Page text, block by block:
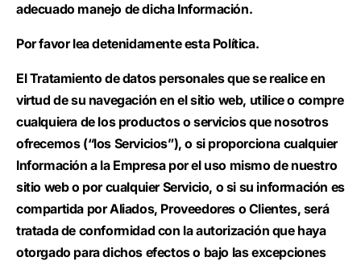
adecuado manejo de dicha Información.
Por favor lea detenidamente esta Política.
El Tratamiento de datos personales que se realice en
virtud de su navegación en el sitio web, utilice o compre
cualquiera de los productos o servicios que nosotros
ofrecemos (“los Servicios”), o si proporciona cualquier
Información a la Empresa por el uso mismo de nuestro
sitio web o por cualquier Servicio, o si su información es
compartida por Aliados, Proveedores o Clientes, será
tratada de conformidad con la autorización que haya
otorgado para dichos efectos o bajo las excepciones